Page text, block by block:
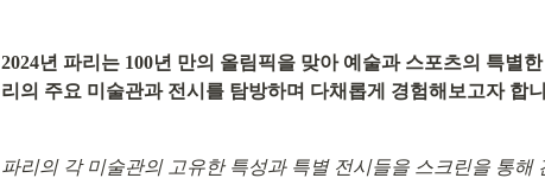
2024년 파리는 100년 만의 올림픽을 맞아 예술과 스포츠의 특별
리의 주요 미술관과 전시를 탐방하며 다채롭게 경험해보고자 합
파리의 각 미술관의 고유한 특성과 특별 전시들을 스크린을 통